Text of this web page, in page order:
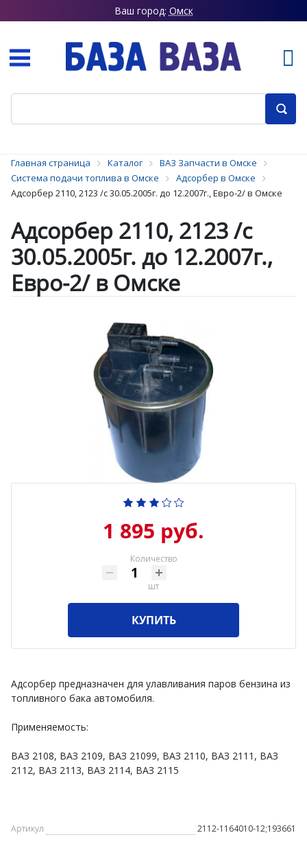
Ваш город: Омск
Главная страница Каталог
ВАЗ Запчасти в Омске
Система подачи топлива в Омске
Адсорбер в Омске
Адсорбер 2110, 2123 /с 30.05.2005г. до 12.2007г., Евро-2/ в Омске
Адсорбер 2110, 2123 /с
30.05.2005г. до 12.2007г.,
Евро-2/ в Омске
1 895 руб.
Количество
шт
КУПИТЬ
Адсорбер предназначен для улавливания паров бензина из
топливного бака автомобиля.
Применяемость:
ВАЗ 2108, ВАЗ 2109, ВАЗ 21099, ВАЗ 2110, ВАЗ 2111, ВАЗ
2112, ВАЗ 2113, ВАЗ 2114, ВАЗ 2115
Артикул 2112-1164010-12;193661